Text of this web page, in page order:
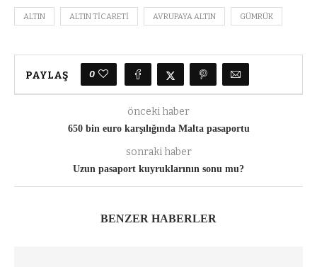
ALTIN ALTIN TICARETI AVRUPAYA ALTIN GÜMRÜK
PAYLAŞ 0
önceki haber
650 bin euro karşılığında Malta pasaportu
sonraki haber
Uzun pasaport kuyruklarının sonu mu?
BENZER HABERLER